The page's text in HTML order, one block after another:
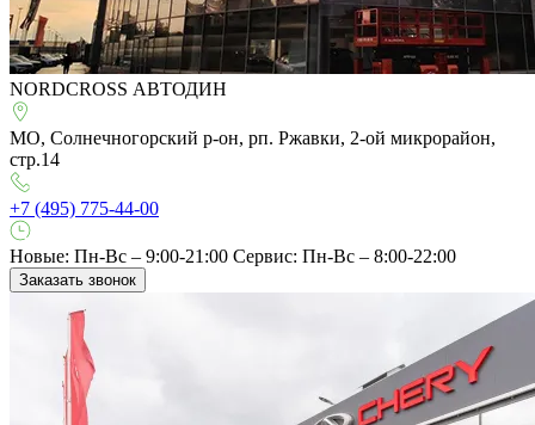
NORDCROSS АВТОДИН
МО, Солнечногорский р-он, рп. Ржавки, 2-ой микрорайон,
стр.14
+7 (495) 775-44-00
Новые: Пн-Вс – 9:00-21:00 Сервис: Пн-Вс – 8:00-22:00
Заказать звонок